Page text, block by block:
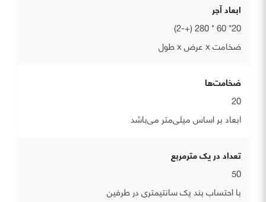
ابعاد آجر
20* 60 * 280 (+-2)
ضخامت x عرض x طول
ضخامت‌ها
20
ابعاد بر اساس میلی‌متر می‌باشد
تعداد در یک مترمربع
50
با احتساب بند یک سانتیمتری در طرفین